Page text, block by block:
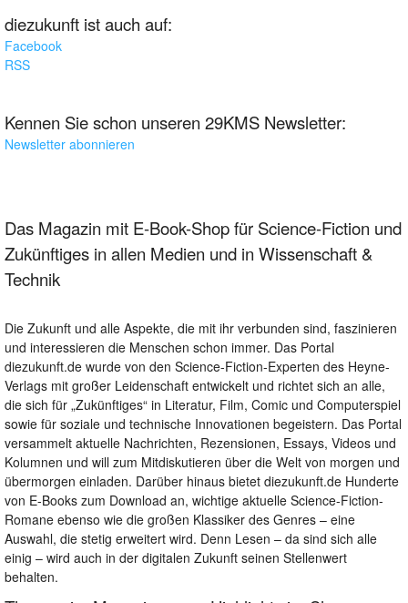
diezukunft ist auch auf:
Facebook
RSS
Kennen Sie schon unseren 29KMS Newsletter:
Newsletter abonnieren
Das Magazin mit E-Book-Shop für Science-Fiction und
Zukünftiges in allen Medien und in Wissenschaft &
Technik
Die Zukunft und alle Aspekte, die mit ihr verbunden sind, faszinieren
und interessieren die Menschen schon immer. Das Portal
diezukunft.de wurde von den Science-Fiction-Experten des Heyne-
Verlags mit großer Leidenschaft entwickelt und richtet sich an alle,
die sich für „Zukünftiges“ in Literatur, Film, Comic und Computerspiel
sowie für soziale und technische Innovationen begeistern. Das Portal
versammelt aktuelle Nachrichten, Rezensionen, Essays, Videos und
Kolumnen und will zum Mitdiskutieren über die Welt von morgen und
übermorgen einladen. Darüber hinaus bietet diezukunft.de Hunderte
von E-Books zum Download an, wichtige aktuelle Science-Fiction-
Romane ebenso wie die großen Klassiker des Genres – eine
Auswahl, die stetig erweitert wird. Denn Lesen – da sind sich alle
einig – wird auch in der digitalen Zukunft seinen Stellenwert
behalten.